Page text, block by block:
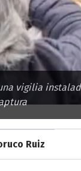
vigilia
Ruiz